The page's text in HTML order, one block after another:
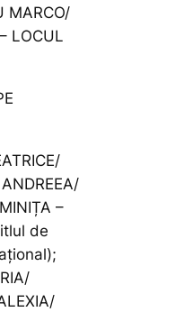
MARCO/
LOCUL
–
de